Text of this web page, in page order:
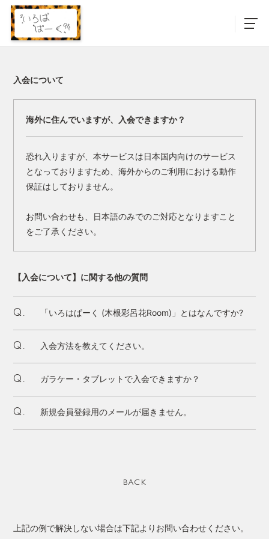
入会について
海外に住んでいますが、入会できますか？
恐れ入りますが、本サービスは日本国内向けのサービス
となっておりますため、海外からのご利用における動作
保証はしておりません。
お問い合わせも、日本語のみでのご対応となりますこと
をご了承ください。
【入会について】に関する他の質問
Q. 「いろはぱーく (木根彩呂花Room)」とはなんですか?
Q. 入会方法を教えてください。
Q. ガラケー・タブレットで入会できますか？
Q. 新規会員登録用のメールが届きません。
BACK
上記の例で解決しない場合は下記よりお問い合わせください。